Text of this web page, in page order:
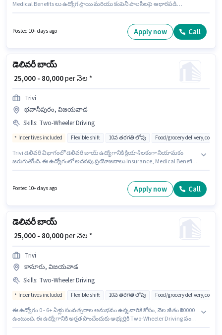
Medical Benefits లు ఉద్యోగ స్థాయి మరియు కంపెనీ పాలసీలపై ఆధారపడి
అనుభవం ఉన్న వారికి కోసం, నెల జీతం ₹80000 ఉంటుంది. ఈ ఉద్యోగానికి అభ్యర్థి వద్ద
Posted 10+ days ago Apply now Call
డెలివరీ బాయ్
₹ 25,000 - 80,000per నెల *
Trivi
భవానీపురం, విజయవాడ
Skills: Two-Wheeler Driving
Incentives included Flexible shift 10వ తరగతి లోపు Food/grocery
Trivi డెలివరీ విభాగంలో డెలివరీ బాయ్ ఉద్యోగానికి క్రియాశీలకంగా నియామకం
జరుగుతోంది. ఈ ఉద్యోగంలో అదనపు ప్రయోజనాలు Insurance, Medical Benefits
అభ్యర్థులు దరఖాస్తు చేయవచ్చు. ఈ ఉద్యోగానికి Fixed + Incentives జీతం
Posted 10+ days ago Apply now Call
డెలివరీ బాయ్
₹ 25,000 - 80,000per నెల *
Trivi
కానూరు, విజయవాడ
Skills: Two-Wheeler Driving
Incentives included Flexible shift 10వ తరగతి లోపు Food/grocery
ఈ ఉద్యోగం 0 - 6+ ఏళ్లు సంవత్సరాల అనుభవం ఉన్న వారికి కోసం, నెల జీతం ₹80000
ఉంటుంది. ఈ ఉద్యోగానికి అర్హత పొందేందుకు అభ్యర్థికి Two-Wheeler Driving వంటి